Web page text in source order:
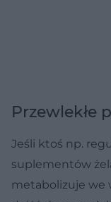
Przewlekłe
Jeśli ktoś np.
suplementów
metabolizuje we